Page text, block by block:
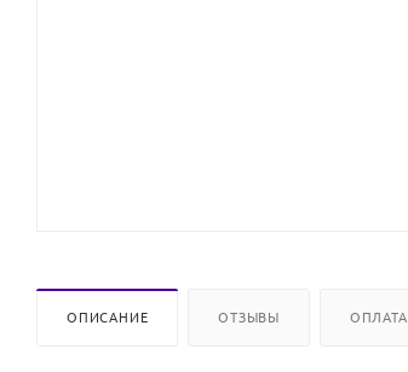
ОПИСАНИЕ ОТЗЫВЫ ОПЛАТА